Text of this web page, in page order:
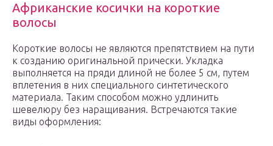
Африканские косички на короткие
волосы
Короткие волосы не являются препятствием на пути
к созданию оригинальной прически. Укладка
выполняется на пряди длиной не более 5 см, путем
вплетения в них специального синтетического
материала. Таким способом можно удлинить
шевелюру без наращивания. Встречаются такие
виды оформления: